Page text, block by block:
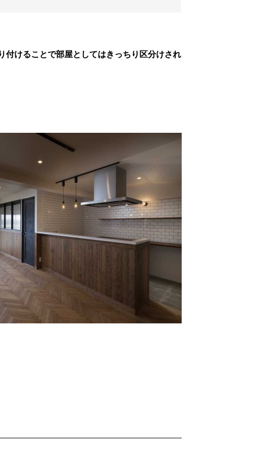
けることで部屋としてはきっちり区分けされ